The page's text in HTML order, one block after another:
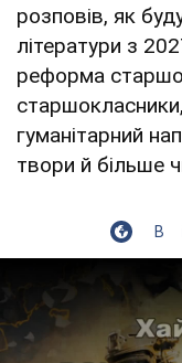
розповів, як
літератури з
реформа
гуманітарний
твори й більше